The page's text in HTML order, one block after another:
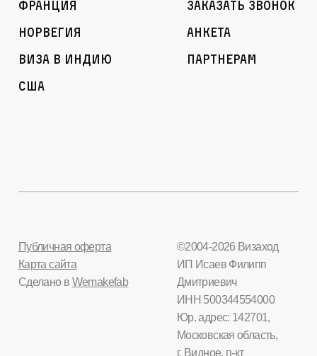
Франция
Норвегия
Виза в Индию
США
Заказать звонок
Анкета
Партнерам
Публичная оферта
Карта сайта
Сделано в Wemakefab
©2004-2026 Визаход
ИП Исаев Филипп
Дмитриевич
ИНН 500344554000
Юр. адрес: 142701,
Московская область,
г. Видное, п-кт